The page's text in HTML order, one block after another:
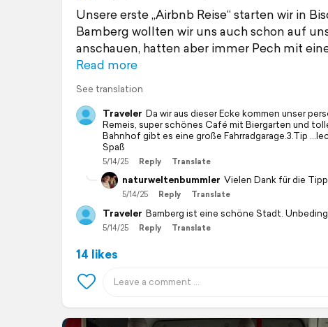
Unsere erste „Airbnb Reise“ starten wir in
Bamberg wollten wir uns auch schon auf
anschauen, hatten aber immer Pech mit
Read more
See translation
Traveler Da wir aus dieser Ecke kommen unser
Remeis, super schönes Café mit Biergarten und
Bahnhof gibt es eine große Fahrradgarage.3.Tip
Spaß
5/14/25 Reply Translate
naturweltenbummler Vielen Dank für die
5/14/25 Reply Translate
Traveler Bamberg ist eine schöne Stadt.
5/14/25 Reply Translate
14 likes